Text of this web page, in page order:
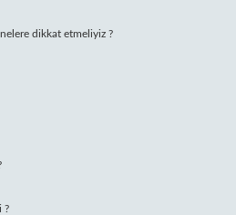
dikkat etmeliyiz ?
?